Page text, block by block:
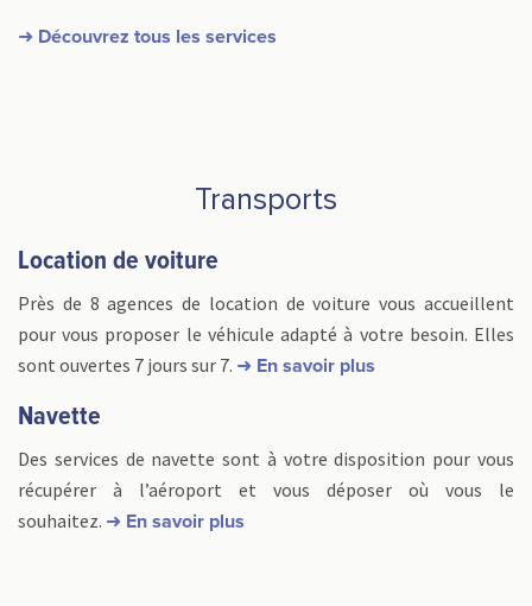
➜ Découvrez tous les services
Transports
Location de voiture
Près de 8 agences de location de voiture vous accueillent
pour vous proposer le véhicule adapté à votre besoin. Elles
sont ouvertes 7 jours sur 7. ➜ En savoir plus
Navette
Des services de navette sont à votre disposition pour vous
récupérer à l’aéroport et vous déposer où vous le
souhaitez. ➜ En savoir plus